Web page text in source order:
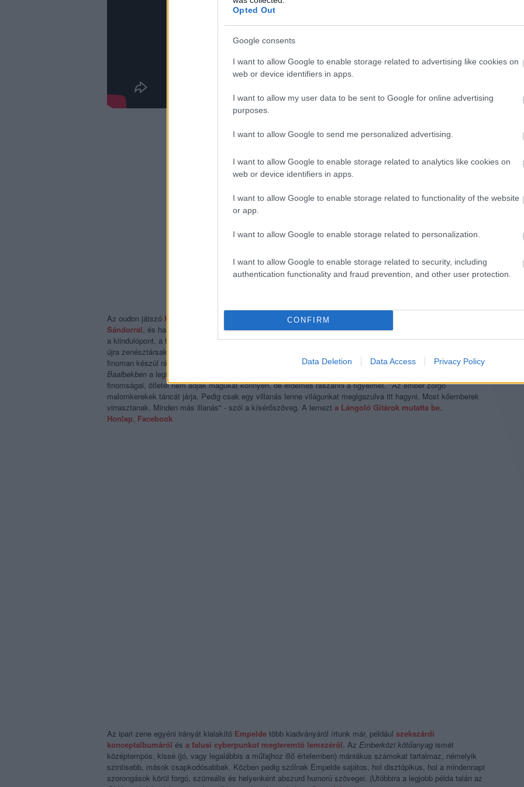
Opted Out
Google consents
I want to allow Google to enable storage related to advertising like cookies on
web or device identifiers in apps.
I want to allow my user data to be sent to Google for online advertising
purposes.
I want to allow Google to send me personalized advertising.
I want to allow Google to enable storage related to analytics like cookies on
web or device identifiers in apps.
I want to allow Google to enable storage related to functionality of the website
or app.
I want to allow Google to enable storage related to personalization.
I want to allow Google to enable storage related to security, including
authentication functionality and fraud prevention, and other user protection.
CONFIRM
Data Deletion Data Access Privacy Policy
Az oudon játszó Kobza Vajk különösen aktív mostanában: kijött egy
Sándorral , és hallható volt a Thy Catafalque-lemezenis. Most pedig itt egy új album, az
a kiindulópont, a tíz szám fele "javarészt tradicionális" átdolgozás, a többi pedig ugyanezt a világot értelmezi
újra zenésztársakkal, különféle megközelítésekben. Az
finoman készül rá egy visszafogottan húzó groove-os részre; aTűnődés zenéjét jól leírja a címe; azEgy óriás
Baalbekben a leginkább kísérletező, de egyben nagyon is átélhető-élvezhető darab. Az
finomságai, ötletei nem adják magukat könnyen, de érdemes rászánni a figyelmet. "Az ember zörgő
malomkerekek táncát járja. Pedig csak egy villanás lenne világunkat megigazulva itt hagyni. Most kőemberek
virrasztanak. Minden más illanás" - szól a kísérőszöveg. A lemezt a Lángoló Gitárok mutatta be
Honlap Facebook
Az ipari zene egyéni irányát kialakító Empelde több kiadványáról írtunk már, például szekszárdi
konceptalbumáról és a falusi cyberpunkot megteremtő lemezéről . Az Emberközi kötőanyag ismét
középtempós, kissé (jó, vagy legalábbis a műfajhoz illő értelemben) mániákus számokat tartalmaz, némelyik
szintisebb, mások csapkodósabbak. Közben pedig szólnak Empelde sajátos, hol disztópikus, hol a mindennapi
szorongások körül forgó, szürreális és helyenként abszurd humorú szövegei. (Utóbbira a legjobb példa talán az